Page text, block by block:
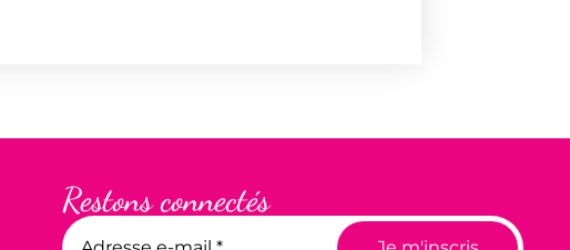
Restons connectés